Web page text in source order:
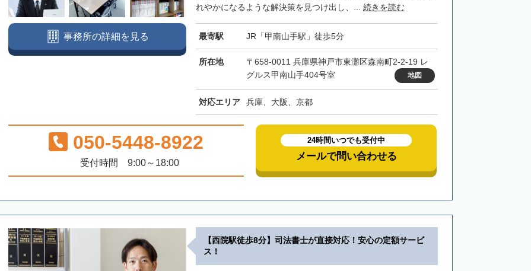
れやかになるような解決策を見つけ出し、... 続きを読む
最寄駅 JR「甲南山手駅」徒歩5分
所在地
〒658-0011 兵庫県神戸市東灘区森南町2-2-19 レ
グルス甲南山手404号室
地図
対応エリア 兵庫、大阪、京都
事務所の詳細を見る
050-5448-8922
受付時間 9:00～18:00
24時間いつでも受付中
メールで問い合わせる
【西院駅徒歩8分】司法書士が直接対応！安心の定額サービ
ス！